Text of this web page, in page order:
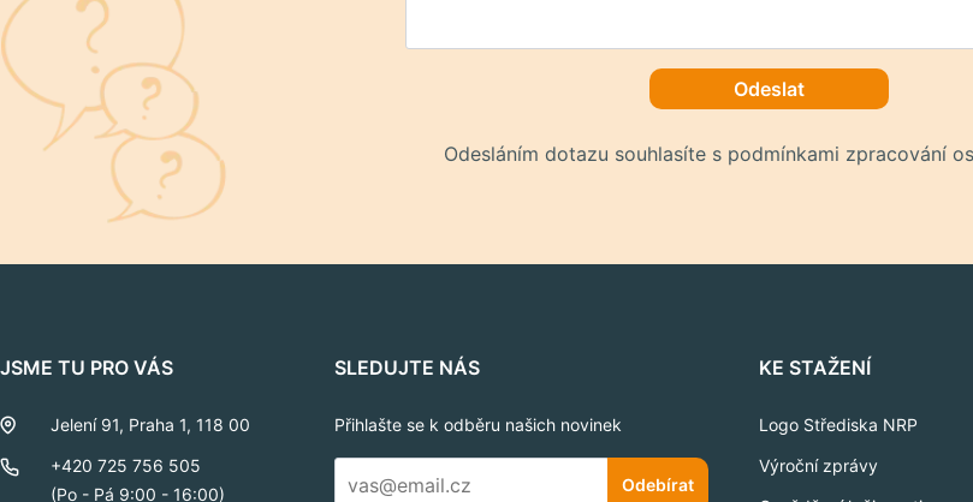
Odeslat
Odesláním dotazu souhlasíte s podmínkami zpracování
JSME TU PRO VÁS
Jelení 91, Praha 1, 118 00
+420 725 756 505
(Po - Pá 9:00 - 16:00)
SLEDUJTE NÁS
Přihlašte se k odběru našich novinek
E-
mail
Odebírat
KE STAŽENÍ
Logo Střediska NRP
Výroční zprávy